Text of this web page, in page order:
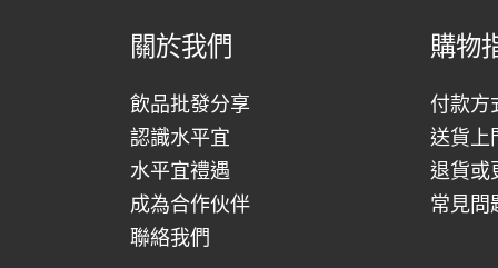
關於我們
飲品批發分享
認識水平宜
水平宜禮遇
成為合作伙伴
聯絡我們
購物
付款方
送貨上
退貨或
常見問